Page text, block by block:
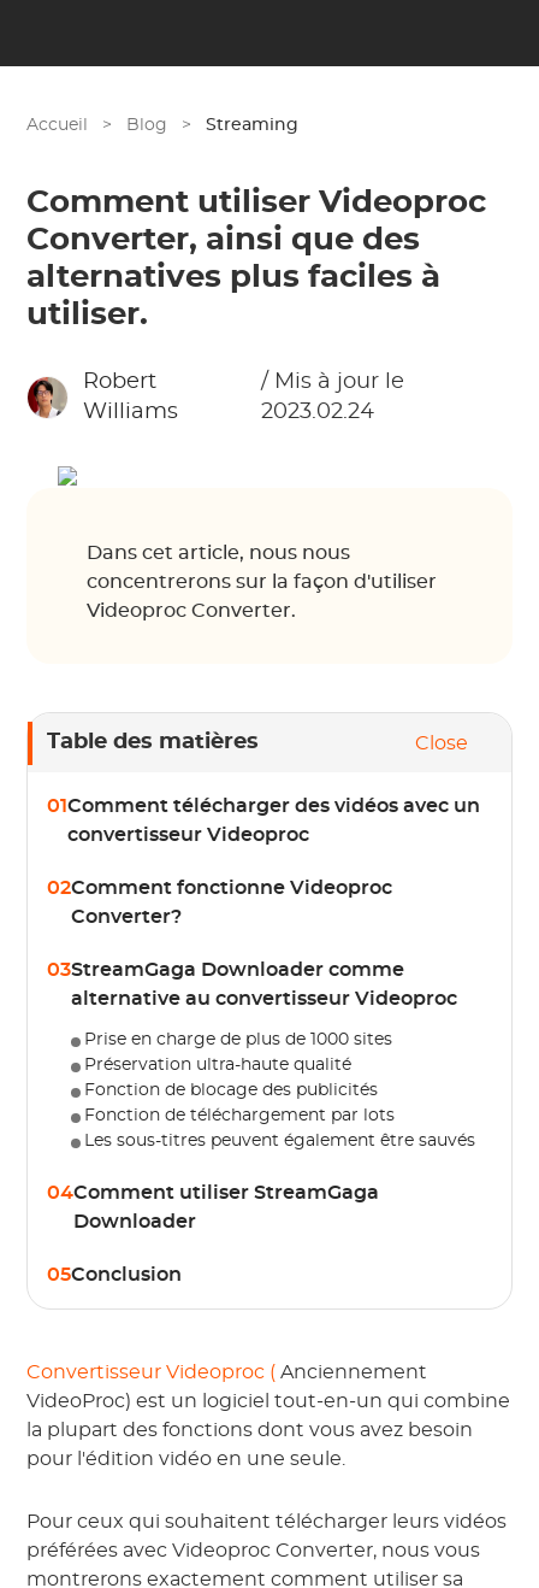
Accueil > Blog > Streaming
Comment utiliser Videoproc
Converter, ainsi que des
alternatives plus faciles à
utiliser.
Robert
Williams
/ Mis à jour le
2023.02.24
Dans cet article, nous nous
concentrerons sur la façon d'utiliser
Videoproc Converter.
Table des matières Close
01Comment télécharger des vidéos avec un
convertisseur Videoproc
02Comment fonctionne Videoproc
Converter?
03StreamGaga Downloader comme
alternative au convertisseur Videoproc
Prise en charge de plus de 1000 sites
Préservation ultra-haute qualité
Fonction de blocage des publicités
Fonction de téléchargement par lots
Les sous-titres peuvent également être sauvés
04Comment utiliser StreamGaga
Downloader
05Conclusion
Convertisseur Videoproc (Anciennement
VideoProc) est un logiciel tout-en-un qui combine
la plupart des fonctions dont vous avez besoin
pour l'édition vidéo en une seule.
Pour ceux qui souhaitent télécharger leurs vidéos
préférées avec Videoproc Converter, nous vous
montrerons exactement comment utiliser sa